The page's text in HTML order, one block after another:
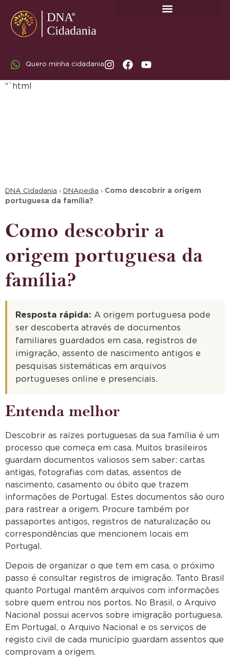
Quero minha cidadania
“`html
DNA Cidadania › DNApedia › Como descobrir a origem
portuguesa da família?
Como descobrir a
origem portuguesa da
família?
Resposta rápida: A origem portuguesa pode
ser descoberta através de documentos
familiares guardados em casa, registros de
imigração, assento de nascimento antigos e
pesquisas sistemáticas em arquivos
portugueses online e presenciais.
Entenda melhor
Descobrir as raízes portuguesas da sua família é um
processo que começa em casa. Muitos brasileiros
guardam documentos valiosos sem saber: cartas
antigas, fotografias com datas, assentos de
nascimento, casamento ou óbito que trazem
informações de Portugal. Estes documentos são ouro
para rastrear a origem. Procure também por
passaportes antigos, registros de naturalização ou
correspondências que mencionem locais em
Portugal.
Depois de organizar o que tem em casa, o próximo
passo é consultar registros de imigração. Tanto Brasil
quanto Portugal mantêm arquivos com informações
sobre quem entrou nos portos. No Brasil, o Arquivo
Nacional possui acervos sobre imigração portuguesa.
Em Portugal, o Arquivo Nacional e os serviços de
registo civil de cada município guardam assentos que
comprovam a origem.